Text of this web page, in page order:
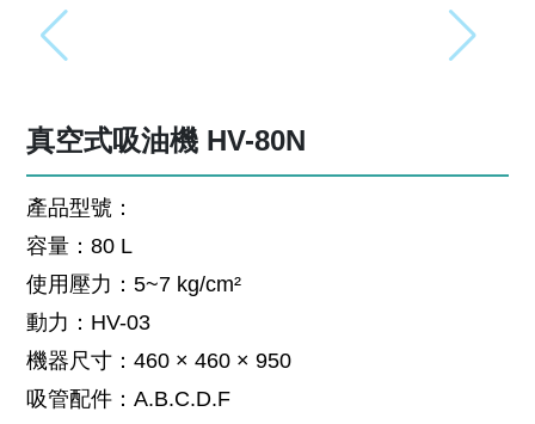
真空式吸油機 HV-80N
產品型號：
容量：80 L
使用壓力：5~7 kg/cm²
動力：HV-03
機器尺寸：460 × 460 × 950
吸管配件：A.B.C.D.F